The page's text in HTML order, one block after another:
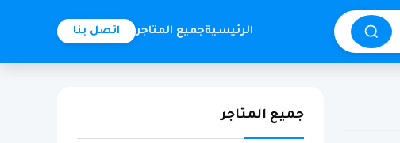
الرئيسيةجميع المتاجر اتصل بنا